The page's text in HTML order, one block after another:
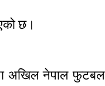
छ।
अखिल नेपाल फुटबल